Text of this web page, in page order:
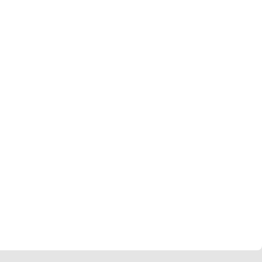
кормление грудью. Перед применением
во время основного приема пищи, запивая
Продолжительность приема - 1 месяц. При
средством. Перед применением